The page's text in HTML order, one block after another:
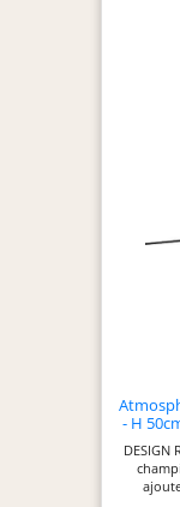
- H
et
DESIGN